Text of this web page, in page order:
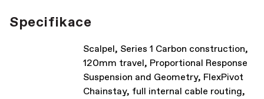
Specifikace
Scalpel, Series 1 Carbon construction,
120mm travel, Proportional Response
Suspension and Geometry, FlexPivot
Chainstay, full internal cable routing,